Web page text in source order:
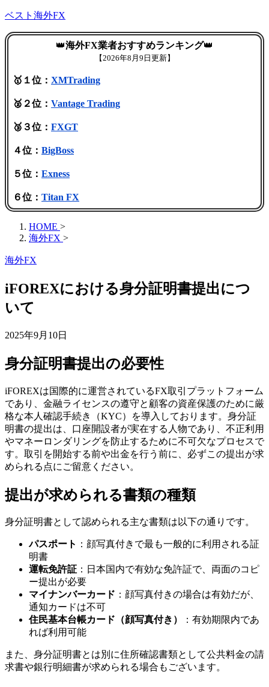
ベスト海外FX
👑海外FX業者おすすめランキング👑
【2026年8月9日更新】
🥇１位： XMTrading
🥈２位： Vantage Trading
🥉３位： FXGT
４位： BigBoss
５位： Exness
６位： Titan FX
HOME >
海外FX >
海外FX
iFOREXにおける身分証明書提出につ
いて
2025年9月10日
身分証明書提出の必要性
iFOREXは国際的に運営されているFX取引プラットフォーム
であり、金融ライセンスの遵守と顧客の資産保護のために厳
格な本人確認手続き（KYC）を導入しております。身分証
明書の提出は、口座開設者が実在する人物であり、不正利用
やマネーロンダリングを防止するために不可欠なプロセスで
す。取引を開始する前や出金を行う前に、必ずこの提出が求
められる点にご留意ください。
提出が求められる書類の種類
身分証明書として認められる主な書類は以下の通りです。
パスポート ：顔写真付きで最も一般的に利用される証
明書
運転免許証 ：日本国内で有効な免許証で、両面のコピ
ー提出が必要
マイナンバーカード ：顔写真付きの場合は有効だが、
通知カードは不可
住民基本台帳カード（顔写真付き）
：有効期限内であ
れば利用可能
また、身分証明書とは別に住所確認書類として公共料金の請
求書や銀行明細書が求められる場合もございます。